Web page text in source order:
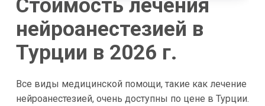
Стоимость лечения
нейроанестезией в
Турции в 2026 г.
Все виды медицинской помощи, такие как лечение
нейроанестезией, очень доступны по цене в Турции.